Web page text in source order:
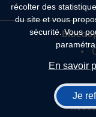
récolter des
du site et vous
sécurité. Vous
En savoir
Je